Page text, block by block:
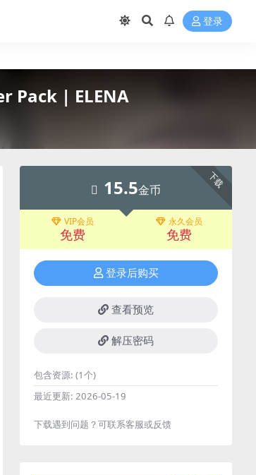
登录
Pack | ELENA
下载
15.5金币
VIP会员
免费
永久会员
免费
登录后购买
查看预览
解压密码
包含资源: (1个)
最近更新: 2026-05-19
下载遇到问题？可联系客服或反馈